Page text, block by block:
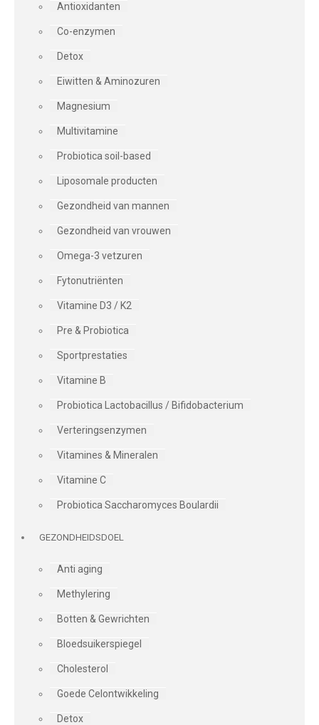
Antioxidanten
Co-enzymen
Detox
Eiwitten & Aminozuren
Magnesium
Multivitamine
Probiotica soil-based
Liposomale producten
Gezondheid van mannen
Gezondheid van vrouwen
Omega-3 vetzuren
Fytonutriënten
Vitamine D3 / K2
Pre & Probiotica
Sportprestaties
Vitamine B
Probiotica Lactobacillus / Bifidobacterium
Verteringsenzymen
Vitamines & Mineralen
Vitamine C
Probiotica Saccharomyces Boulardii
GEZONDHEIDSDOEL
Anti aging
Methylering
Botten & Gewrichten
Bloedsuikerspiegel
Cholesterol
Goede Celontwikkeling
Detox